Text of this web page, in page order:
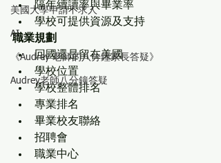
美國大學申請不求人
AI
《Audrey 老師的八分鐘家長答疑》
Audrey老師八分鐘答疑
隔年續讀率與畢業率
學校可提供資源及支持
職業規劃
回國還是留在美國
學校位置
學校整體排名
專業排名
畢業校友聯絡
招聘會
職業中心